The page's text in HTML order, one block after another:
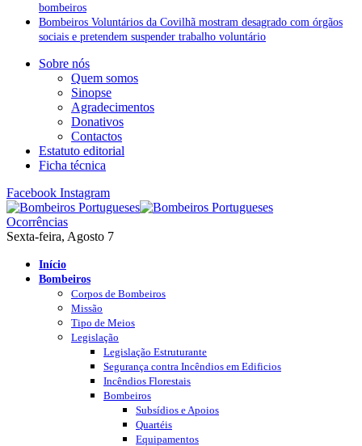
bombeiros
Bombeiros Voluntários da Covilhã mostram desagrado com órgãos
sociais e pretendem suspender trabalho voluntário
Sobre nós
Quem somos
Sinopse
Agradecimentos
Donativos
Contactos
Estatuto editorial
Ficha técnica
Facebook Instagram
Ocorrências
Sexta-feira, Agosto 7
Início
Bombeiros
Corpos de Bombeiros
Missão
Tipo de Meios
Legislação
Legislação Estruturante
Segurança contra Incêndios em Edificios
Incêndios Florestais
Bombeiros
Subsídios e Apoios
Quartéis
Equipamentos